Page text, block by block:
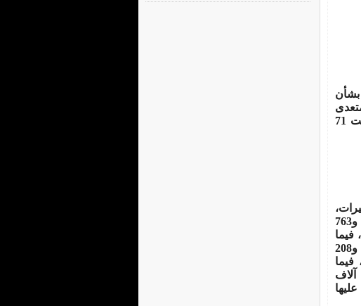
بشأن
لـبحيرة المنزلة، والبرلس، وإدكو، ومريوط، وقارون بلغت 71
التعديات 25 ألفا و763
فيما
فيما
7 آلاف
عليها